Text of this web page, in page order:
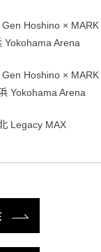
Hoshino × MARK
Yokohama Arena
Hoshino × MARK
Yokohama Arena
Legacy MAX